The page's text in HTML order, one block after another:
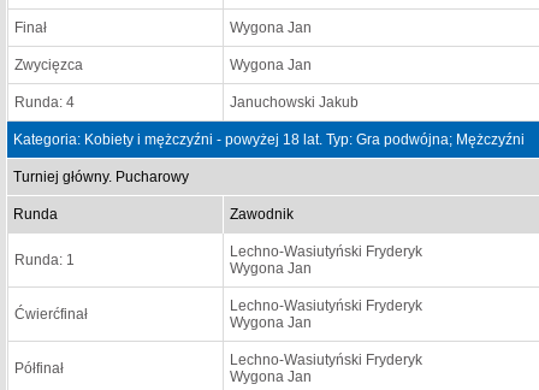
Finał Wygona Jan
Zwycięzca Wygona Jan
Runda: 4 Januchowski Jakub
Kategoria: Kobiety i mężczyźni - powyżej 18 lat. Typ: Gra podwójna; Mężczyźni
Turniej główny. Pucharowy
Runda Zawodnik
Runda: 1
Lechno-Wasiutyński Fryderyk
Wygona Jan
Ćwierćfinał
Lechno-Wasiutyński Fryderyk
Wygona Jan
Półfinał
Lechno-Wasiutyński Fryderyk
Wygona Jan